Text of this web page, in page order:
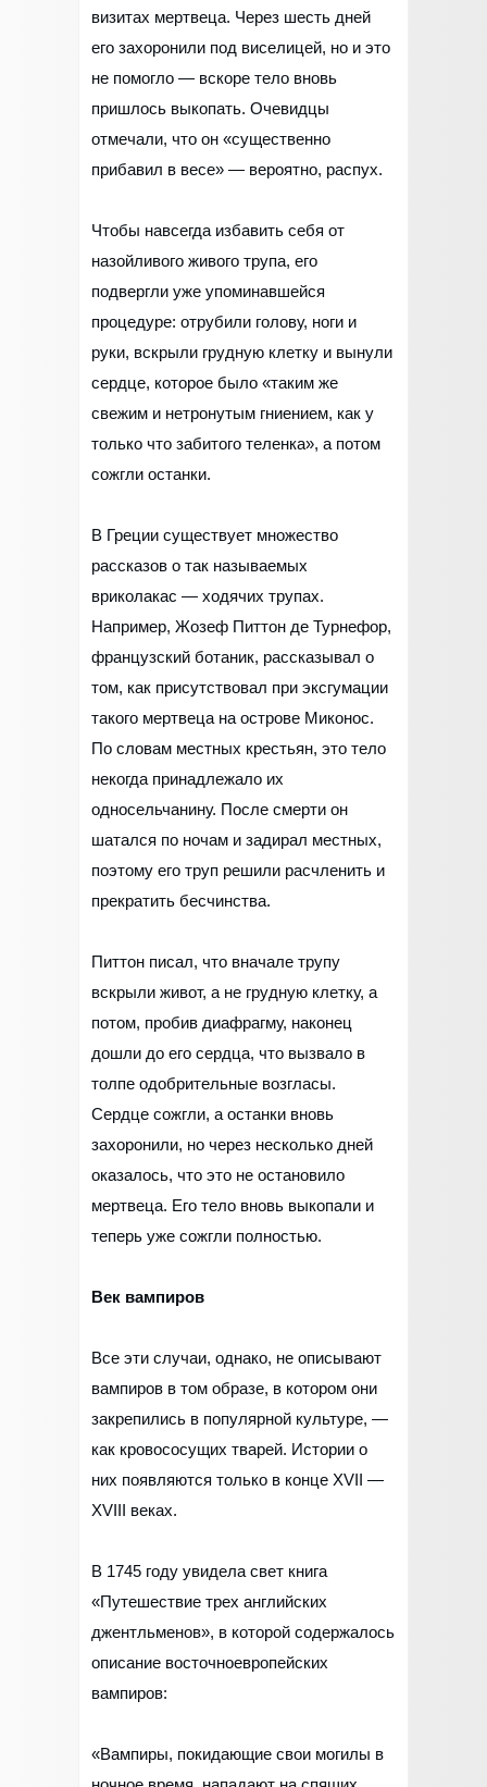
визитах мертвеца. Через шесть дней
его захоронили под виселицей, но и это
не помогло — вскоре тело вновь
пришлось выкопать. Очевидцы
отмечали, что он «существенно
прибавил в весе» — вероятно, распух.
Чтобы навсегда избавить себя от
назойливого живого трупа, его
подвергли уже упоминавшейся
процедуре: отрубили голову, ноги и
руки, вскрыли грудную клетку и вынули
сердце, которое было «таким же
свежим и нетронутым гниением, как у
только что забитого теленка», а потом
сожгли останки.
В Греции существует множество
рассказов о так называемых
вриколакас — ходячих трупах.
Например, Жозеф Питтон де Турнефор,
французский ботаник, рассказывал о
том, как присутствовал при эксгумации
такого мертвеца на острове Миконос.
По словам местных крестьян, это тело
некогда принадлежало их
односельчанину. После смерти он
шатался по ночам и задирал местных,
поэтому его труп решили расчленить и
прекратить бесчинства.
Питтон писал, что вначале трупу
вскрыли живот, а не грудную клетку, а
потом, пробив диафрагму, наконец
дошли до его сердца, что вызвало в
толпе одобрительные возгласы.
Сердце сожгли, а останки вновь
захоронили, но через несколько дней
оказалось, что это не остановило
мертвеца. Его тело вновь выкопали и
теперь уже сожгли полностью.
Век вампиров
Все эти случаи, однако, не описывают
вампиров в том образе, в котором они
закрепились в популярной культуре, —
как кровососущих тварей. Истории о
них появляются только в конце XVII —
XVIII веках.
В 1745 году увидела свет книга
«Путешествие трех английских
джентльменов», в которой содержалось
описание восточноевропейских
вампиров:
«Вампиры, покидающие свои могилы в